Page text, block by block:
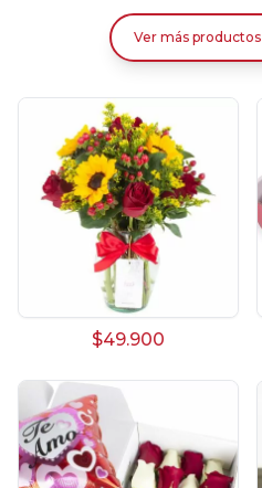
Ver más productos
$49.900